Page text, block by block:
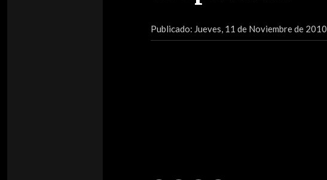
Publicado: Jueves, 11 de Noviembre de 2010